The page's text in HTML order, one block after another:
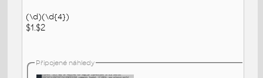
(\d)(\d{4})
$1.$2
Připojené náhledy